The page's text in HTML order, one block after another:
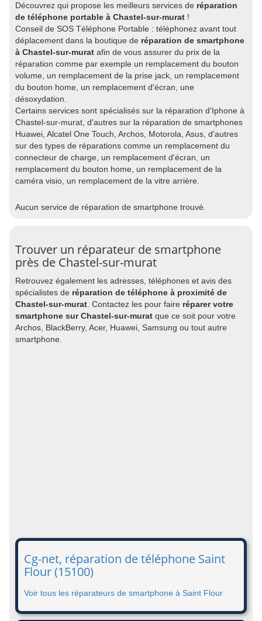
Découvrez qui propose les meilleurs services de réparation
de téléphone portable à Chastel-sur-murat !
Conseil de SOS Téléphone Portable : téléphonez avant tout
déplacement dans la boutique de réparation de smartphone
à Chastel-sur-murat afin de vous assurer du prix de la
réparation comme par exemple un remplacement du bouton
volume, un remplacement de la prise jack, un remplacement
du bouton home, un remplacement d'écran, une
désoxydation.
Certains services sont spécialisés sur la réparation d'Iphone à
Chastel-sur-murat, d'autres sur la réparation de smartphones
Huawei, Alcatel One Touch, Archos, Motorola, Asus, d'autres
sur des types de réparations comme un remplacement du
connecteur de charge, un remplacement d'écran, un
remplacement du bouton home, un remplacement de la
caméra visio, un remplacement de la vitre arrière.
Aucun service de réparation de smartphone trouvé.
Trouver un réparateur de smartphone
près de Chastel-sur-murat
Retrouvez également les adresses, téléphones et avis des
spécialistes de réparation de téléphone à proximité de
Chastel-sur-murat . Contactez les pour faire réparer votre
smartphone sur Chastel-sur-murat que ce soit pour votre
Archos, BlackBerry, Acer, Huawei, Samsung ou tout autre
smartphone.
Cg-net, réparation de téléphone Saint
Flour (15100)
Voir tous les réparateurs de smartphone à Saint Flour